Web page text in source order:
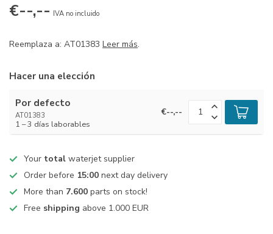
€--,-- IVA no incluido
Reemplaza a: AT01383 Leer más.
Hacer una elección
Por defecto
AT01383
1 – 3 días laborables
€--,--
Your total waterjet supplier
Order before 15:00 next day delivery
More than 7.600 parts on stock!
Free shipping above 1.000 EUR